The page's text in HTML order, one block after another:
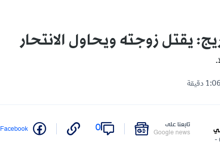
يقتل زوجته ويحاول الانتحار
04/07/2026 -
تابعنا على
Google news
0
Facebook